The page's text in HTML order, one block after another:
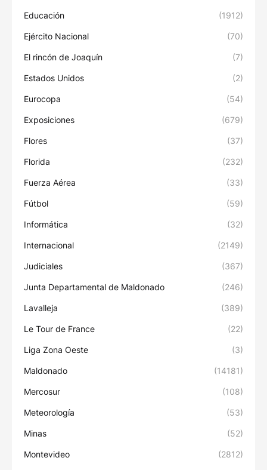
Educación (1912)
Ejército Nacional (70)
El rincón de Joaquín (7)
Estados Unidos (2)
Eurocopa (54)
Exposiciones (679)
Flores (37)
Florida (232)
Fuerza Aérea (33)
Fútbol (59)
Informática (32)
Internacional (2149)
Judiciales (367)
Junta Departamental de Maldonado (246)
Lavalleja (389)
Le Tour de France (22)
Liga Zona Oeste (3)
Maldonado (14181)
Mercosur (108)
Meteorología (53)
Minas (52)
Montevideo (2812)